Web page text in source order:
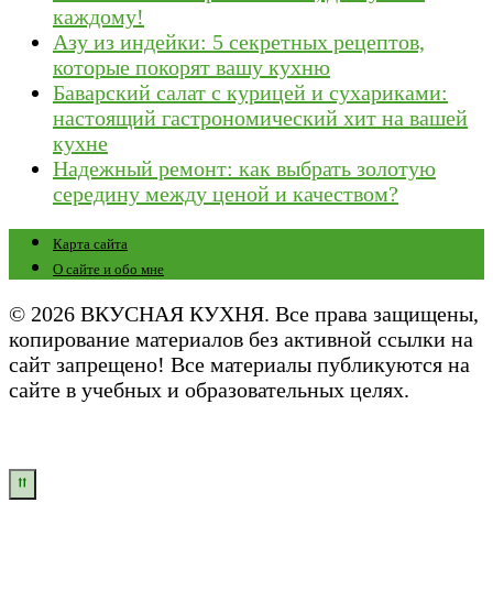
каждому!
Азу из индейки: 5 секретных рецептов,
которые покорят вашу кухню
Баварский салат с курицей и сухариками:
настоящий гастрономический хит на вашей
кухне
Надежный ремонт: как выбрать золотую
середину между ценой и качеством?
Карта сайта
О сайте и обо мне
© 2026 ВКУСНАЯ КУХНЯ. Все права защищены,
копирование материалов без активной ссылки на
сайт запрещено! Все материалы публикуются на
сайте в учебных и образовательных целях.